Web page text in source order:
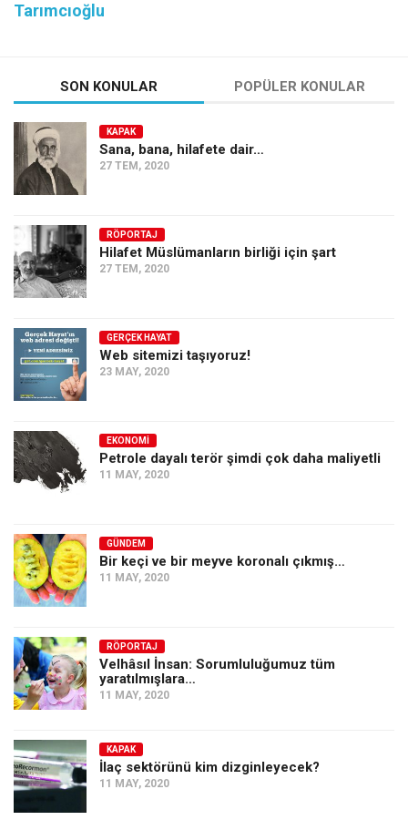
Tarımcıoğlu
SON KONULAR POPÜLER KONULAR
KAPAK
Sana, bana, hilafete dair…
27 TEM, 2020
RÖPORTAJ
Hilafet Müslümanların birliği için şart
27 TEM, 2020
GERÇEK HAYAT
Web sitemizi taşıyoruz!
23 MAY, 2020
EKONOMI
Petrole dayalı terör şimdi çok daha maliyetli
11 MAY, 2020
GÜNDEM
Bir keçi ve bir meyve koronalı çıkmış…
11 MAY, 2020
RÖPORTAJ
Velhâsıl İnsan: Sorumluluğumuz tüm
yaratılmışlara…
11 MAY, 2020
KAPAK
İlaç sektörünü kim dizginleyecek?
11 MAY, 2020